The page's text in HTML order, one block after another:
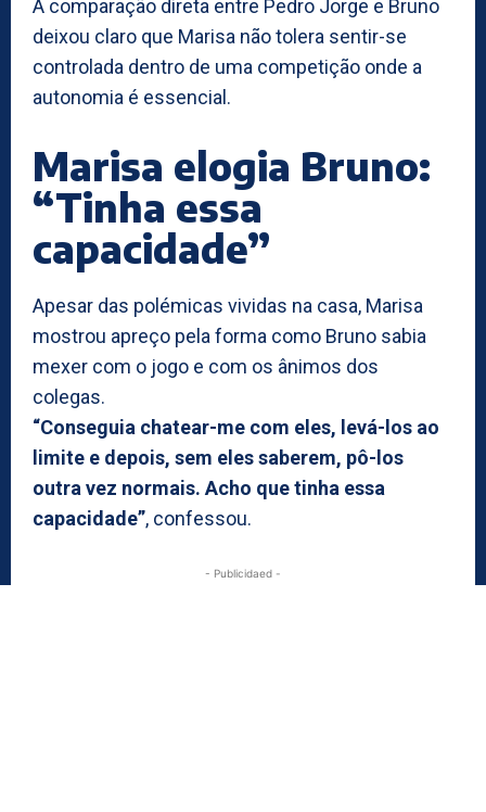
A comparação direta entre Pedro Jorge e Bruno
deixou claro que Marisa não tolera sentir-se
controlada dentro de uma competição onde a
autonomia é essencial.
Marisa elogia Bruno:
“Tinha essa
capacidade”
Apesar das polémicas vividas na casa, Marisa
mostrou apreço pela forma como Bruno sabia
mexer com o jogo e com os ânimos dos
colegas.
“Conseguia chatear-me com eles, levá-los ao
limite e depois, sem eles saberem, pô-los
outra vez normais. Acho que tinha essa
capacidade”, confessou.
- Publicidaed -